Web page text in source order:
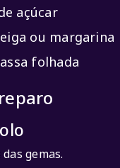
açúcar
ou margarina
folhada
gemas.